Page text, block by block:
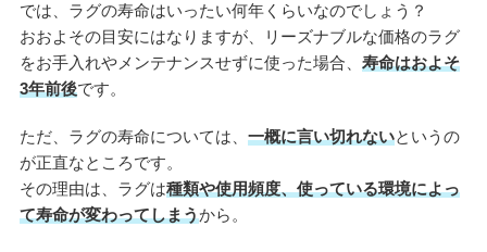
では、ラグの寿命はいったい何年くらいなのでしょう？
おおよその目安にはなりますが、リーズナブルな価格のラグ
をお手入れやメンテナンスせずに使った場合、 寿命はおよそ
3年前後です。
ただ、ラグの寿命については、 一概に言い切れないというの
が正直なところです。
その理由は、ラグは種類や使用頻度、使っている環境によっ
て寿命が変わってしまうから。